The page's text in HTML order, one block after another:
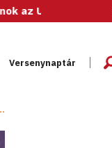
női válogatott!
Versenynaptár